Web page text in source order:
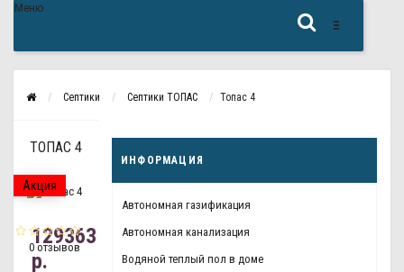
Меню
Септики Септики ТОПАС Топас 4
ИНФОРМАЦИЯ
Автономная газификация
Автономная канализация
Водяной теплый пол в доме
ТОПАС 4
Акция
0 отзывов
129363
р.